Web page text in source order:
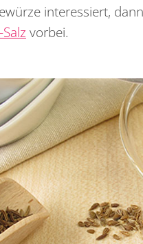
interessiert,
vorbei.